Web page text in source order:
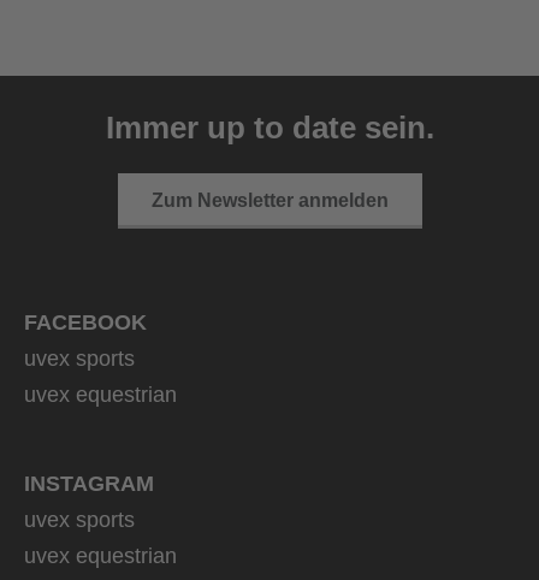
1 FarbvariantenImmer up to date sein.
Zum Newsletter anmelden
FACEBOOK
uvex sports
uvex equestrian
INSTAGRAM
uvex sports
uvex equestrian